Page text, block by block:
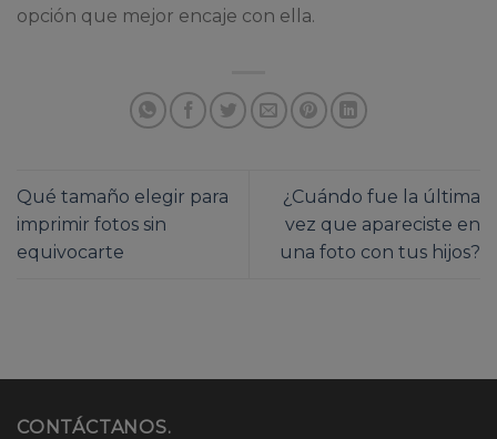
opción que mejor encaje con ella.
Qué tamaño elegir para
imprimir fotos sin
equivocarte
¿Cuándo fue la última
vez que apareciste en
una foto con tus hijos?
CONTÁCTANOS.